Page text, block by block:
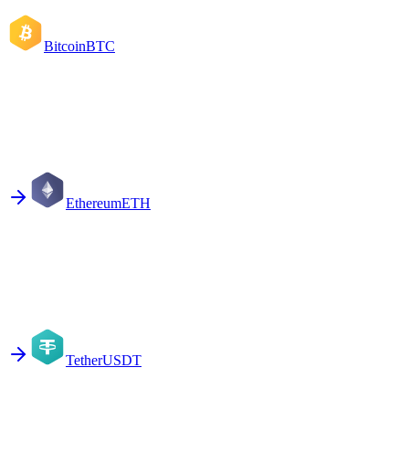
BitcoinBTC
EthereumETH
TetherUSDT